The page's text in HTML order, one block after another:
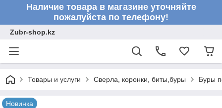
Наличие товара в магазине уточняйте
пожалуйста по телефону!
Zubr-shop.kz
Товары и услуги Сверла, коронки, биты,буры Буры
Новинка